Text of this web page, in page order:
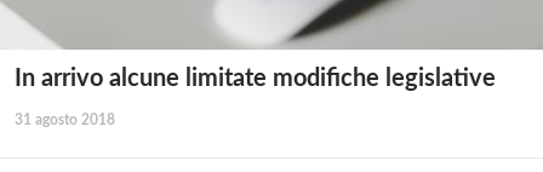
In arrivo alcune limitate modifiche legislative
31 agosto 2018